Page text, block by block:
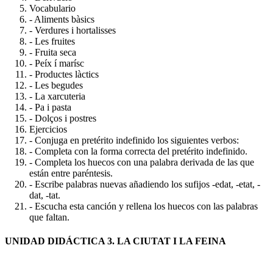
Vocabulario
- Aliments bàsics
- Verdures i hortalisses
- Les fruites
- Fruita seca
- Peíx í marísc
- Productes làctics
- Les begudes
- La xarcuteria
- Pa i pasta
- Dolços i postres
Ejercicios
- Conjuga en pretérito indefinido los siguientes verbos:
- Completa con la forma correcta del pretérito indefinido.
- Completa los huecos con una palabra derivada de las que
están entre paréntesis.
- Escribe palabras nuevas añadiendo los sufijos -edat, -etat, -
dat, -tat.
- Escucha esta canción y rellena los huecos con las palabras
que faltan.
UNIDAD DIDÁCTICA 3. LA CIUTAT I LA FEINA